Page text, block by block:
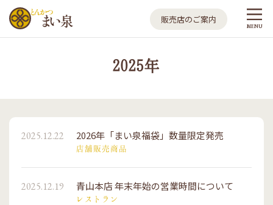
とんかつ まい泉
販売店のご案内
MENU
2025年
2025.12.22 2026年「まい泉福袋」数量限定発売
店舗販売商品
2025.12.19 青山本店 年末年始の営業時間について
レストラン